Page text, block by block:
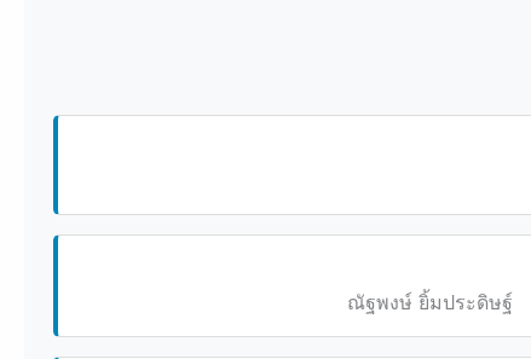
ณัฐพงษ์ ยิ้มประดิษฐ์